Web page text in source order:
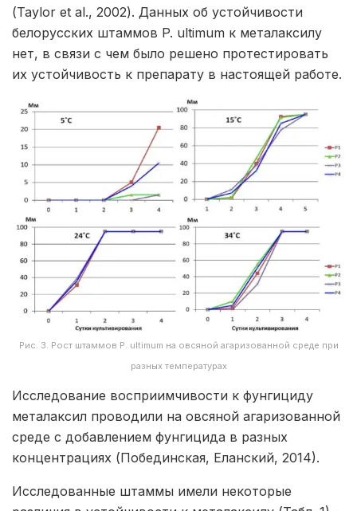
(Taylor et al., 2002). Данных об устойчивости
белорусских штаммов P. ultimum к металаксилу
нет, в связи с чем было решено протестировать
их устойчивость к препарату в настоящей работе.
Рис. 3. Рост штаммов P. ultimum на овсяной агаризованной среде при
разных температурах
Исследование восприимчивости к фунгициду
металаксил проводили на овсяной агаризованной
среде с добавлением фунгицида в разных
концентрациях (Побединская, Еланский, 2014).
Исследованные штаммы имели некоторые